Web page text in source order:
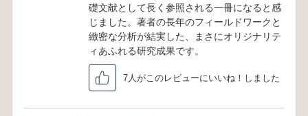
礎文献として長く参照される一冊になると感
じました。著者の長年のフィールドワークと
緻密な分析が結実した、まさにオリジナリテ
ィあふれる研究成果です。
7人がこのレビューにいいね！しました